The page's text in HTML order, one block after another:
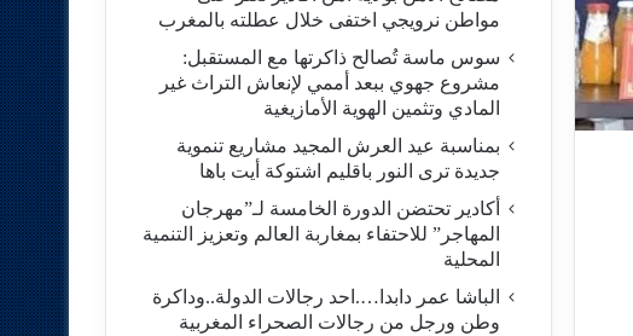
مواطن نرويجي اختفى خلال عطلته بالمغرب
سوس ماسة تُصالح ذاكرتها مع المستقبل:
مشروع جهوي ببعد أممي لإنعاش التراث غير
المادي وتثمين الهوية الأمازيغية
بمناسبة عيد العرش المجيد مشاريع تنموية
جديدة ترى النور باقليم اشتوكة أيت باها
أكادير تحتضن الدورة الخامسة لـ”مهرجان
المهاجر” للاحتفاء بمغاربة العالم وتعزيز التنمية
المحلية
الباشا عمر دابدا….احد رجالات الدولة..وداكرة
وطن ورجل من رجالات الصحراء المغربية